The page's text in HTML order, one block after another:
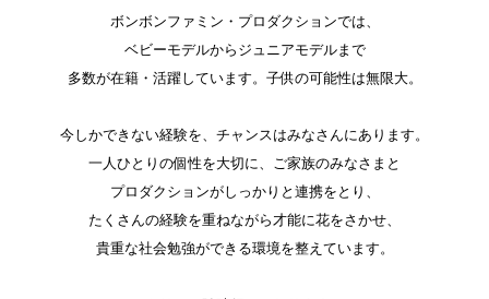
ボンボンファミン・プロダクションでは、
ベビーモデルからジュニアモデルまで
多数が在籍・活躍しています。子供の可能性は無限大。
今しかできない経験を、チャンスはみなさんにあります。
一人ひとりの個性を大切に、ご家族のみなさまと
プロダクションがしっかりと連携をとり、
たくさんの経験を重ねながら才能に花をさかせ、
貴重な社会勉強ができる環境を整えています。